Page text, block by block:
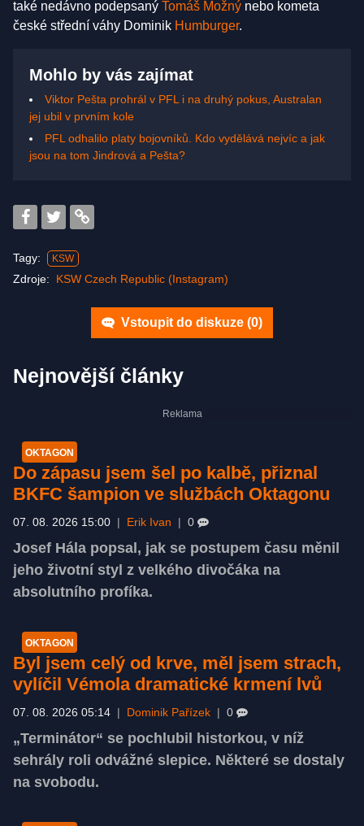
také nedávno podepsaný Tomáš Možný nebo kometa
české střední váhy Dominik Humburger.
Mohlo by vás zajímat
Viktor Pešta prohrál v PFL i na druhý pokus, Australan
jej ubil v prvním kole
PFL odhalilo platy bojovníků. Kdo vydělává nejvíc a jak
jsou na tom Jindrová a Pešta?
Tagy: KSW
Zdroje: KSW Czech Republic (Instagram)
Vstoupit do diskuze (0)
Nejnovější články
OKTAGON
Do zápasu jsem šel po kalbě, přiznal
BKFC šampion ve službách Oktagonu
07. 08. 2026 15:00 Erik Ivan 0
Josef Hála popsal, jak se postupem času měnil
jeho životní styl z velkého divočáka na
absolutního profíka.
OKTAGON
Byl jsem celý od krve, měl jsem strach,
vylíčil Vémola dramatické krmení lvů
07. 08. 2026 05:14 Dominik Pařízek 0
„Terminátor“ se pochlubil historkou, v níž
sehrály roli odvážné slepice. Některé se dostaly
na svobodu.